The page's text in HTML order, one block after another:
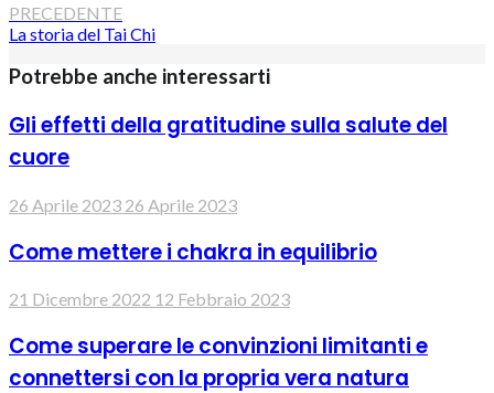
PRECEDENTE
La storia del Tai Chi
Potrebbe anche interessarti
Gli effetti della gratitudine sulla salute del
cuore
26 Aprile 2023 26 Aprile 2023
Come mettere i chakra in equilibrio
21 Dicembre 2022 12 Febbraio 2023
Come superare le convinzioni limitanti e
connettersi con la propria vera natura